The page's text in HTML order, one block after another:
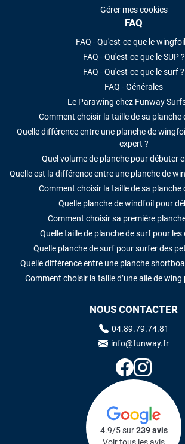
Gérer mes cookies
FAQ
FAQ - Qu'est-ce que le
FAQ - Qu'est-ce que le SUP ?
FAQ - Qu'est-ce que le surf ?
FAQ - Générales
Le Parawing chez Funway
Comment choisir la taille de sa planche
Quelle différence entre une planche de
expert ?
Quel volume de planche pour débuter
Quelle est la différence entre une planche de
Comment choisir la taille de sa planche
Quelle planche de windfoil pour
Comment choisir sa première
Quelle taille de planche de surf pour
Quelle planche de surf pour surfer des
Quelle différence entre une planche
Comment choisir la taille d’une aile de
NOUS CONTACTER
04.89.79.74.81
info@funway.fr
4.9/5 sur239 avis